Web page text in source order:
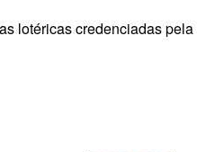
lotéricas credenciadas